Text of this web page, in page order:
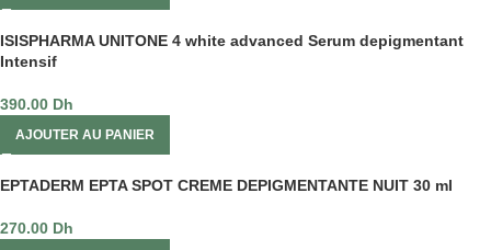
ISISPHARMA UNITONE 4 white advanced Serum depigmentant
Intensif
390.00 Dh
AJOUTER AU PANIER
EPTADERM EPTA SPOT CREME DEPIGMENTANTE NUIT 30 ml
270.00 Dh